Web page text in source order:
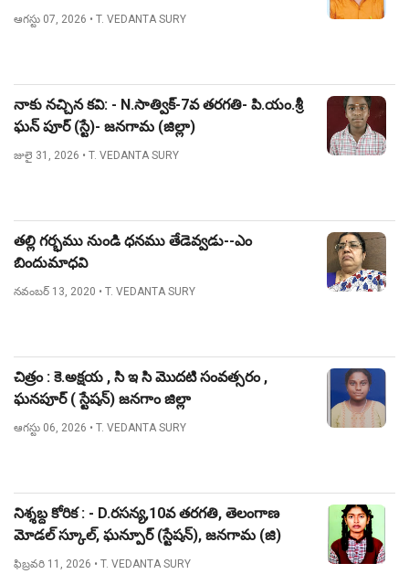
ఆగస్టు 07, 2026 • T. VEDANTA SURY
నాకు నచ్చిన కవి: - N.సాత్విక్-7వ తరగతి- పి.యం.శ్రీ
ఘన్ పూర్ (స్టే)- జనగామ (జిల్లా)
జులై 31, 2026 • T. VEDANTA SURY
తల్లి గర్భము నుండి ధనము తేడెవ్వడు--ఎం
బిందుమాధవి
నవంబర్ 13, 2020 • T. VEDANTA SURY
చిత్రం : కె.అక్షయ , సి ఇ సి మొదటి సంవత్సరం ,
ఘనపూర్ ( స్టేషన్) జనగాం జిల్లా
ఆగస్టు 06, 2026 • T. VEDANTA SURY
నిశ్శబ్ద కోరిక : - D.రసన్య,10వ తరగతి, తెలంగాణ
మోడల్ స్కూల్, ఘన్పూర్ (స్టేషన్), జనగామ (జి)
ఫిబ్రవరి 11, 2026 • T. VEDANTA SURY